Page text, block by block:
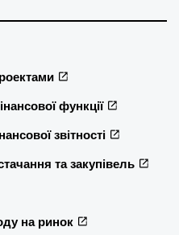
функції
звітності
та закупівель
на ринок